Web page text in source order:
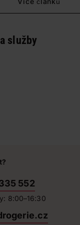
služby
552
8:00–16:30